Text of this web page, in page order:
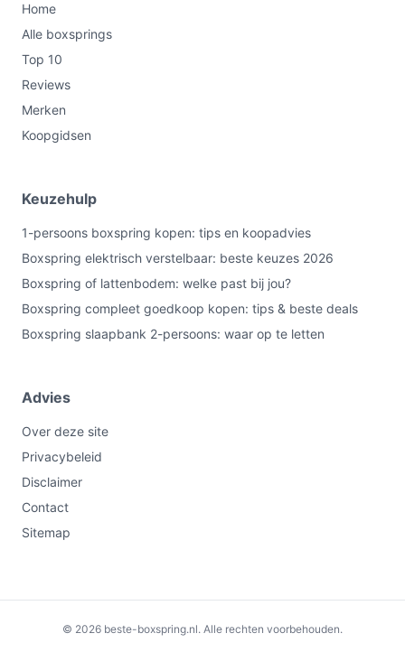
€999,00 Bekijk op bol.com
Home
Alle boxsprings
Top 10
Reviews
Merken
Koopgidsen
Keuzehulp
1-persoons boxspring kopen: tips en koopadvies
Boxspring elektrisch verstelbaar: beste keuzes 2026
Boxspring of lattenbodem: welke past bij jou?
Boxspring compleet goedkoop kopen: tips & beste deals
Boxspring slaapbank 2-persoons: waar op te letten
Advies
Over deze site
Privacybeleid
Disclaimer
Contact
Sitemap
© 2026 beste-boxspring.nl. Alle rechten voorbehouden.